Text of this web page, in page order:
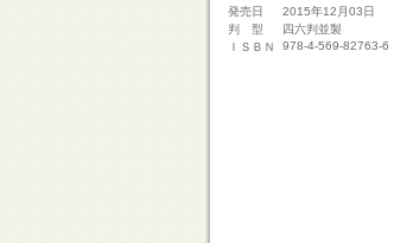
発売日
2015年12月03日
判 型
四六判並製
ＩＳＢＮ
978-4-569-82763-6